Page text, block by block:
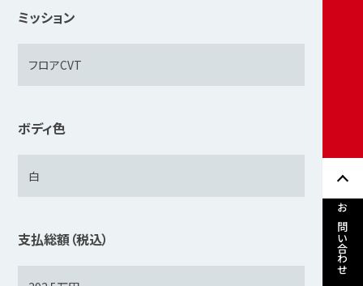
お問い合わせ
ミッション
ボディ色
支払総額（税込）